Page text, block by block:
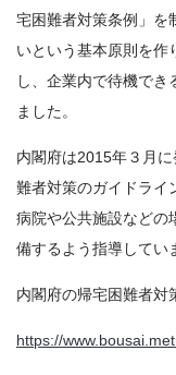
宅困難者対策条例」を
いという基本原則を作
し、企業内で待機で
ました。
内閣府は2015年３月
難者対策のガイドライ
病院や公共施設などの
備するよう指導してい
内閣府の帰宅困難者対
https://